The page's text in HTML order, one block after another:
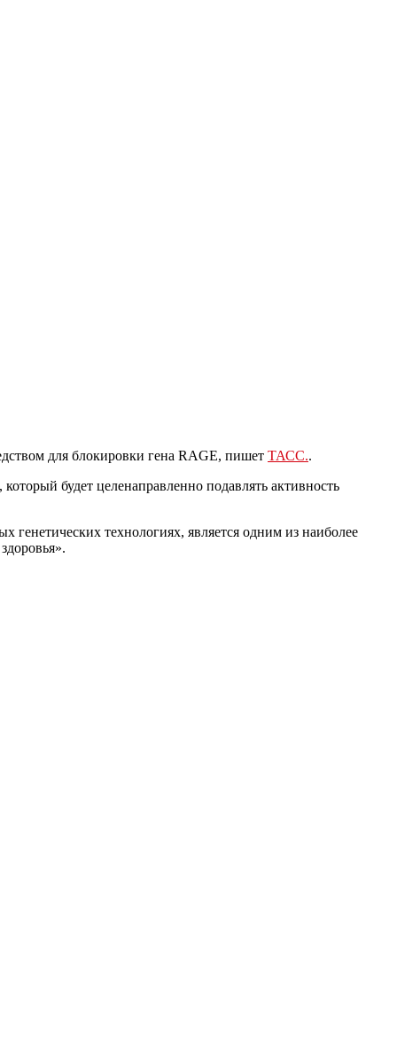
для блокировки гена RAGE, пишет ТАСС..
будет целенаправленно подавлять активность
технологиях, является одним из наиболее